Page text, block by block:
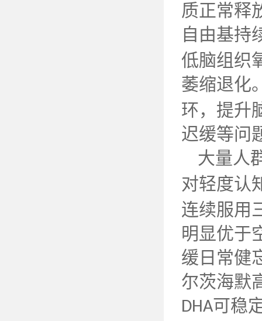
质正常释
自由基持
低脑组织
萎缩退化
环，提升
迟缓等问
大量人
对轻度认
连续服用
明显优于
缓日常健
尔茨海默
DHA可稳